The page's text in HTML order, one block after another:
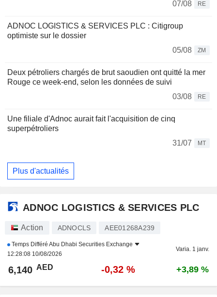
07/08
RE
ADNOC LOGISTICS & SERVICES PLC : Citigroup
optimiste sur le dossier
05/08
ZM
Deux pétroliers chargés de brut saoudien ont quitté la mer
Rouge ce week-end, selon les données de suivi
03/08
RE
Une filiale d'Adnoc aurait fait l'acquisition de cinq
superpétroliers
31/07
MT
Plus d'actualités
ADNOC LOGISTICS & SERVICES PLC
Action ADNOCLS AEE01268A239
Temps Différé Abu Dhabi Securities Exchange
12:28:08 10/08/2026
Varia. 1 janv.
6,140 AED -0,32 % +3,89 %